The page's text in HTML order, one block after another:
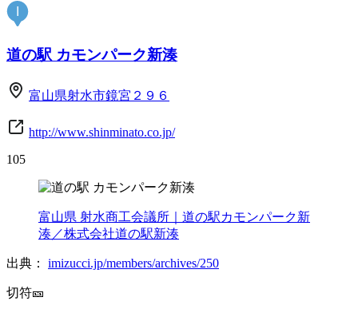
道の駅 カモンパーク新湊
富山県射水市鏡宮２９６
http://www.shinminato.co.jp/
105
富山県 射水商工会議所｜道の駅カモンパーク新
湊／株式会社道の駅新湊
出典： imizucci.jp/members/archives/250
切符🎫